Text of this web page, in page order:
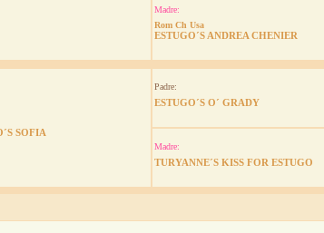
Madre:
Rom Ch Usa
ESTUGO´S ANDREA CHENIER
SOFIA
Padre:
ESTUGO´S O´ GRADY
Madre:
TURYANNE´S KISS FOR ESTUGO